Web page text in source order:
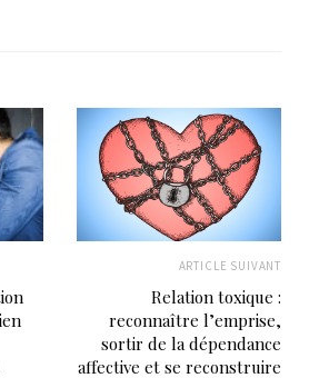
ARTICLE SUIVANT
Relation toxique :
reconnaître l’emprise,
sortir de la dépendance
affective et se reconstruire